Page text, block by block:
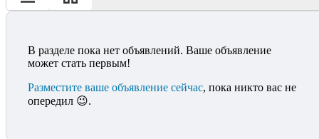
В разделе пока нет объявлений. Ваше объявление
может стать первым!
Разместите ваше объявление сейчас, пока никто вас не
опередил 😉.